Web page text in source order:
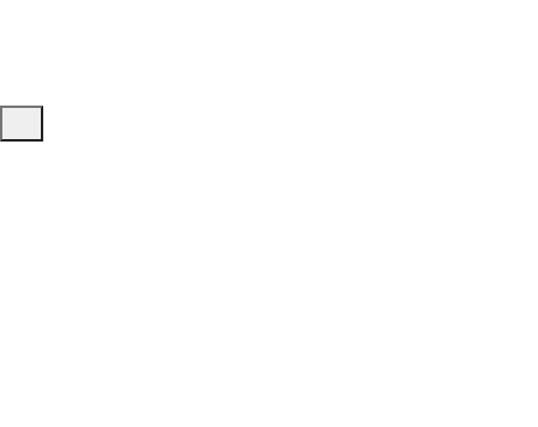
Ajuda i accés ràpid